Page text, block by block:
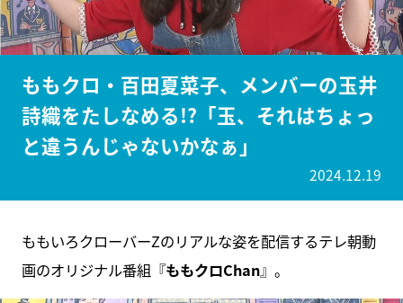
ももクロ・百田夏菜子、メンバーの玉井
詩織をたしなめる!?「玉、それはちょっ
と違うんじゃないかなぁ」
2024.12.19
ももいろクローバーZのリアルな姿を配信するテレ朝動
画のオリジナル番組『ももクロChan』。